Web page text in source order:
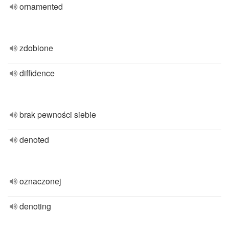
ornamented
zdobione
diffidence
brak pewności siebie
denoted
oznaczonej
denoting